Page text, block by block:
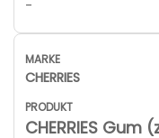
-
CHERRIES
CHERRIES Gum